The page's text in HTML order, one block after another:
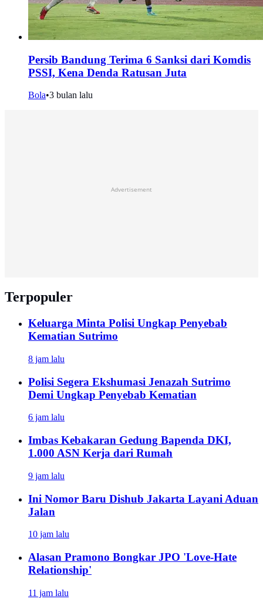
Persib Bandung Terima 6 Sanksi dari Komdis
PSSI, Kena Denda Ratusan Juta
Bola•3 bulan lalu
Advertisement
Terpopuler
Keluarga Minta Polisi Ungkap Penyebab
Kematian Sutrimo
8 jam lalu
Polisi Segera Ekshumasi Jenazah Sutrimo
Demi Ungkap Penyebab Kematian
6 jam lalu
Imbas Kebakaran Gedung Bapenda DKI,
1.000 ASN Kerja dari Rumah
9 jam lalu
Ini Nomor Baru Dishub Jakarta Layani Aduan
Jalan
10 jam lalu
Alasan Pramono Bongkar JPO 'Love-Hate
Relationship'
11 jam lalu